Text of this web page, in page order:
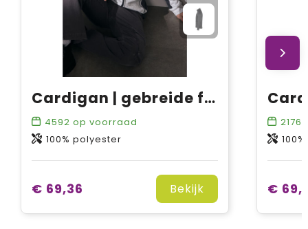
Cardigan | gebreide fleece
4592 op voorraad
100% polyester
€ 69,36 Bekijk
2176
€